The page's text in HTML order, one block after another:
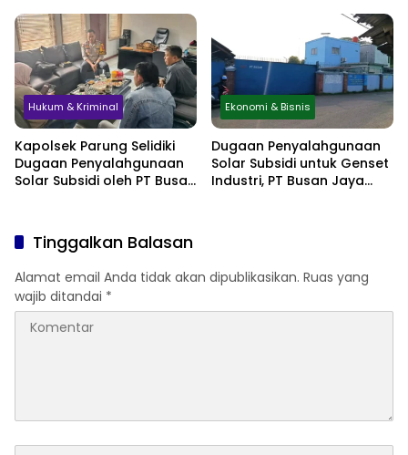
hingga Simpan Jasad di
Lemari
Perlindungan Hukum
Hukum & Kriminal
Kapolsek Parung Selidiki
Dugaan Penyalahgunaan
Solar Subsidi oleh PT Busan
Ekonomi & Bisnis
Dugaan Penyalahgunaan
Solar Subsidi untuk Genset
Industri, PT Busan Jaya
Tinggalkan Balasan
Alamat email Anda tidak akan dipublikasikan. Ruas yang
wajib ditandai *